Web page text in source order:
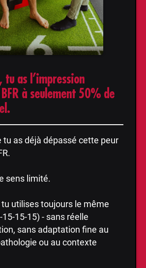
as l’impression
à seulement 50% de
tu as déjà dépassé cette peur
sens limité.
utilises toujours le même
15-15) - sans réelle
sans adaptation fine au
ou au contexte